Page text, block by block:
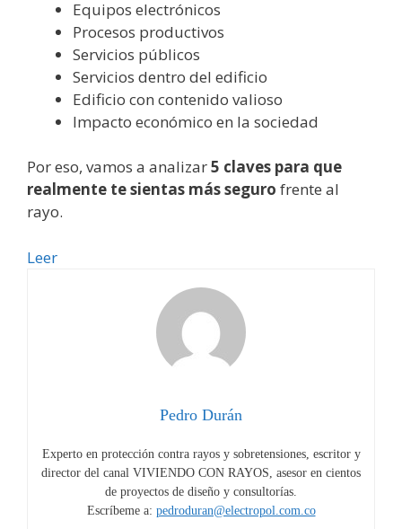
Equipos electrónicos
Procesos productivos
Servicios públicos
Servicios dentro del edificio
Edificio con contenido valioso
Impacto económico en la sociedad
Por eso, vamos a analizar5 claves para que
realmente te sientas más seguro frente al
rayo.
Leer5
estándar
IEC
62305
Pedro Durán
Experto en protección contra rayos y sobretensiones, escritor y
director del canal VIVIENDO CON RAYOS, asesor en cientos
de proyectos de diseño y consultorías.
Escríbeme a: pedroduran@electropol.com.co